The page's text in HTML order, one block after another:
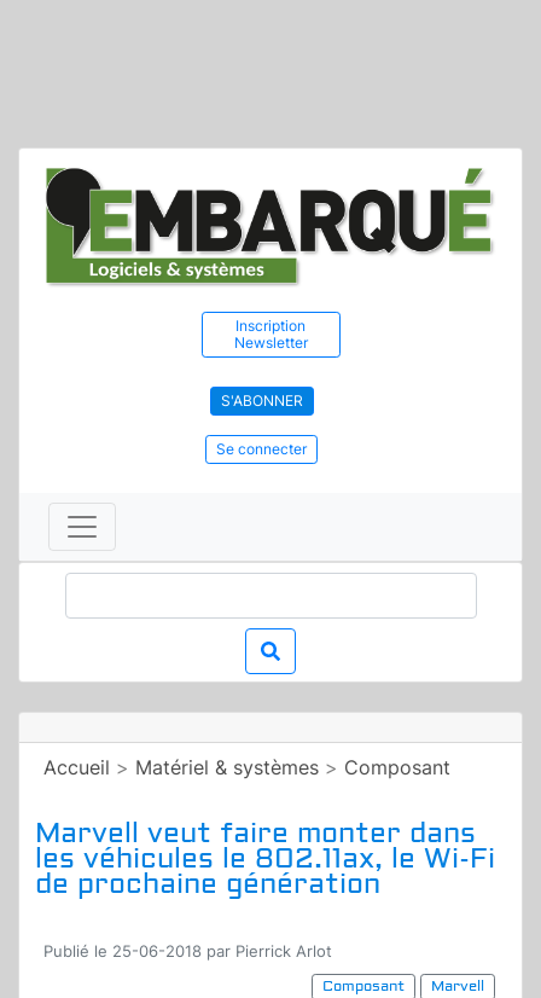
Inscription
Newsletter
S'ABONNER
Se connecter
Accueil > Matériel & systèmes > Composant
Marvell veut faire monter dans
les véhicules le 802.11ax, le Wi-Fi
de prochaine génération
Publié le 25-06-2018 par Pierrick Arlot
Composant
Marvell